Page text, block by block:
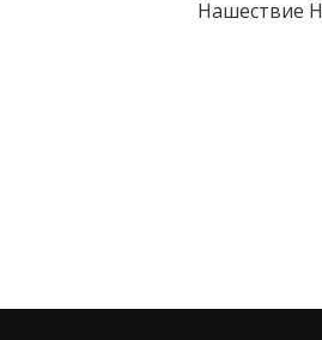
Нашествие